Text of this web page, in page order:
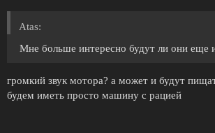
Atas:
Мне больше интересно будут ли они еще
громкий звук мотора? а может и будут
будем иметь просто машину с рацией